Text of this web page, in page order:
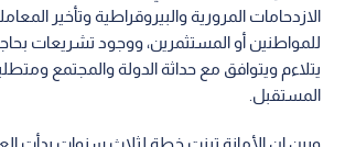
الازدحامات المرورية والبيروقراطية وتأخير
للمواطنين أو المستثمرين، ووجود تشريعات
يتلاءم ويتوافق مع حداثة الدولة والمجتمع
المستقبل.
وبين ان الأمانة تبنت خطة لثلاث سنوات بدأت